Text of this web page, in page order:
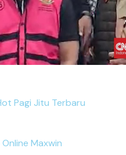
Pagi Jitu Terbaru
Maxwin